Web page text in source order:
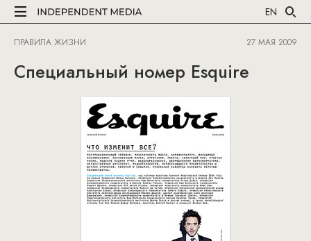
EN
ПРАВИЛА ЖИЗНИ 27 МАЯ 2009
Специальный номер Esquire